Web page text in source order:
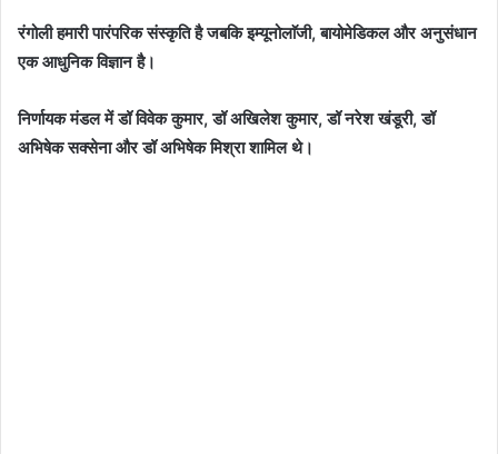
रंगोली हमारी पारंपरिक संस्कृति है जबकि इम्यूनोलाॅजी, बायोमेडिकल और अनुसंधान
एक आधुनिक विज्ञान है।
निर्णायक मंडल में डॉ विवेक कुमार, डॉ अखिलेश कुमार, डॉ नरेश खंडूरी, डॉ
अभिषेक सक्सेना और डॉ अभिषेक मिश्रा शामिल थे।